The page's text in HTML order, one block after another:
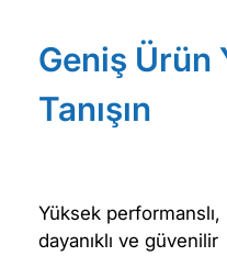
Geniş Ürün
Tanışın
Yüksek performanslı,
dayanıklı ve güvenilir